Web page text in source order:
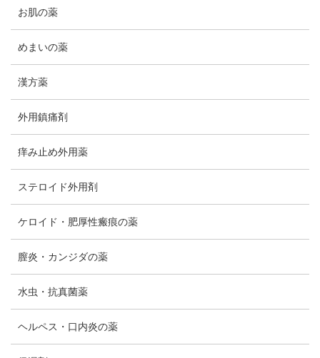
お肌の薬
めまいの薬
漢方薬
外用鎮痛剤
痒み止め外用薬
ステロイド外用剤
ケロイド・肥厚性瘢痕の薬
膣炎・カンジダの薬
水虫・抗真菌薬
ヘルペス・口内炎の薬